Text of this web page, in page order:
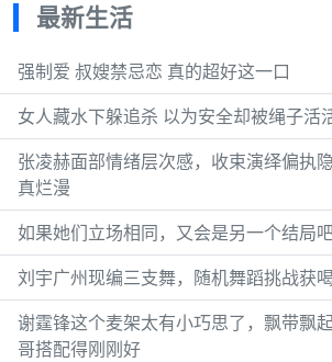
最新生活
强制爱 叔嫂禁忌恋 真的超好这一口
女人藏水下躲追杀 以为安全却被绳子活
张凌赫面部情绪层次感，收束演绎偏执
真烂漫
如果她们立场相同，又会是另一个结局
刘宇广州现编三支舞，随机舞蹈挑战获
谢霆锋这个麦架太有小巧思了，飘带飘
哥搭配得刚刚好